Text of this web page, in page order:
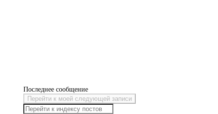
Последнее сообщение
Перейти к моей следующей записи